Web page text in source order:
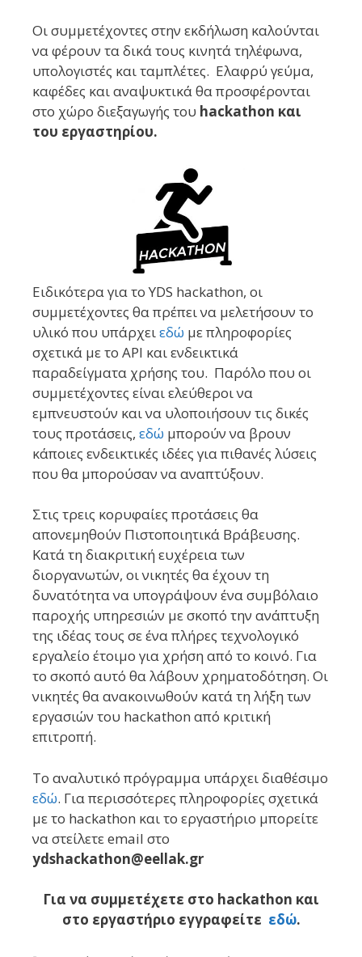
Οι συμμετέχοντες στην εκδήλωση καλούνται
να φέρουν τα δικά τους κινητά τηλέφωνα,
υπολογιστές και ταμπλέτες. Ελαφρύ γεύμα,
καφέδες και αναψυκτικά θα προσφέρονται
στο χώρο διεξαγωγής του hackathon και
του εργαστηρίου.
Ειδικότερα για το YDS hackathon, οι
συμμετέχοντες θα πρέπει να μελετήσουν το
υλικό που υπάρχειεδώ με πληροφορίες
σχετικά με το API και ενδεικτικά
παραδείγματα χρήσης του. Παρόλο που οι
συμμετέχοντες είναι ελεύθεροι να
εμπνευστούν και να υλοποιήσουν τις δικές
τους προτάσεις, εδώ μπορούν να βρουν
κάποιες ενδεικτικές ιδέες για πιθανές λύσεις
που θα μπορούσαν να αναπτύξουν.
Στις τρεις κορυφαίες προτάσεις θα
απονεμηθούν Πιστοποιητικά Βράβευσης.
Κατά τη διακριτική ευχέρεια των
διοργανωτών, οι νικητές θα έχουν τη
δυνατότητα να υπογράψουν ένα συμβόλαιο
παροχής υπηρεσιών με σκοπό την ανάπτυξη
της ιδέας τους σε ένα πλήρες τεχνολογικό
εργαλείο έτοιμο για χρήση από το κοινό. Για
το σκοπό αυτό θα λάβουν χρηματοδότηση. Οι
νικητές θα ανακοινωθούν κατά τη λήξη των
εργασιών του hackathon από κριτική
επιτροπή.
Το αναλυτικό πρόγραμμα υπάρχει διαθέσιμο
εδώ. Για περισσότερες πληροφορίες σχετικά
με το hackathon και το εργαστήριο μπορείτε
να στείλετε email στο
ydshackathon@eellak.gr
Για να συμμετέχετε στο hackathon και
στο εργαστήριο εγγραφείτε εδώ.